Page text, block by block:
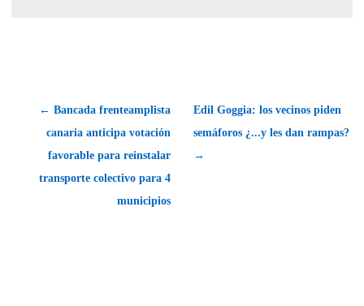
← Bancada frenteamplista
canaria anticipa votación
favorable para reinstalar
transporte colectivo para 4
municipios
Edil Goggia: los vecinos piden
semáforos ¿...y les dan rampas?
→